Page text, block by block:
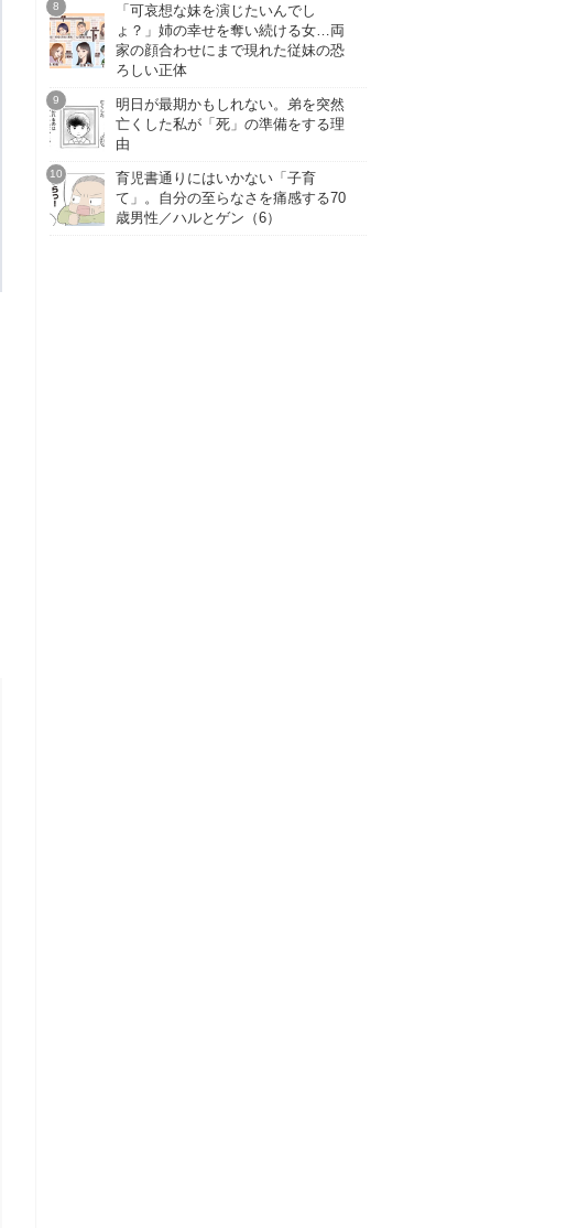
「可哀想な妹を演じたいんでし
ょ？」姉の幸せを奪い続ける女…両
家の顔合わせにまで現れた従妹の恐
ろしい正体
明日が最期かもしれない。弟を突然
亡くした私が「死」の準備をする理
由
育児書通りにはいかない「子育
て」。自分の至らなさを痛感する70
歳男性／ハルとゲン（6）